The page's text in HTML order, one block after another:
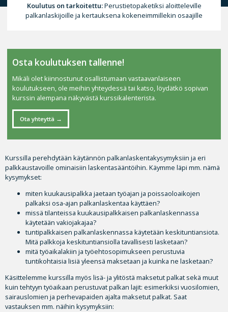
Koulutus on tarkoitettu:Perustietopaketiksi aloitteleville
palkanlaskijoille ja kertauksena kokeneimmillekin osaajille
Kurssilla perehdytään käytännön palkanlaskentakysymyksiin ja eri
palkkaustavoille ominaisiin laskentasääntöihin. Käymme läpi mm. nämä
kysymykset:
miten kuukausipalkka jaetaan työajan ja poissaoloaikojen
palkaksi osa-ajan palkanlaskentaa käyttäen?
missä tilanteissa kuukausipalkkaisen palkanlaskennassa
käytetään vakiojakajaa?
tuntipalkkaisen palkanlaskennassa käytetään keskituntiansiota.
Mitä palkkoja keskituntiansiolla tavallisesti lasketaan?
mitä työaikalakiin ja työehtosopimukseen perustuvia
tuntikohtaisia lisiä yleensä maksetaan ja kuinka ne lasketaan?
Käsittelemme kurssilla myös lisä- ja ylitöstä maksetut palkat sekä muut
kuin tehtyyn työaikaan perustuvat palkan lajit: esimerkiksi vuosilomien,
sairauslomien ja perhevapaiden ajalta maksetut palkat. Saat
vastauksen mm. näihin kysymyksiin:
Osta koulutuksen tallenne!
Mikäli olet kiinnostunut osallistumaan vastaavanlaiseen
koulutukseen, ole meihin yhteydessä tai katso, löydätkö sopivan
kurssin alempana näkyvästä kurssikalenterista.
Ota yhteyttä